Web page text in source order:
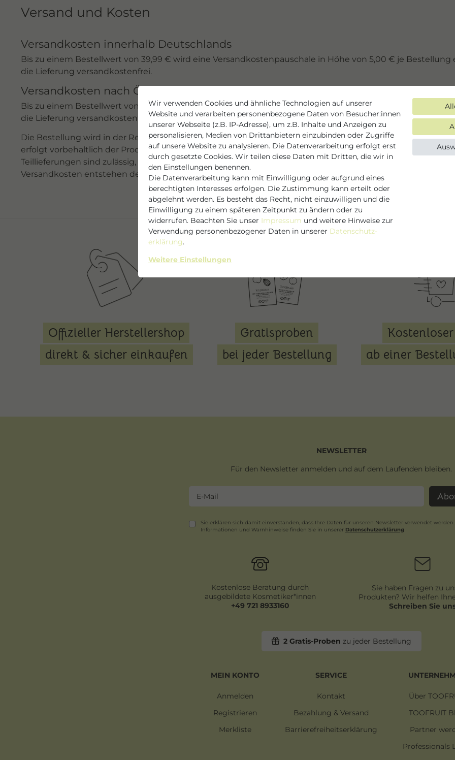
Versand und Kosten
Versandkosten innerhalb Deutschlands
Bis zu einem Bestellwert von 39,99 € wird eine Versandkostenpauschale in Höhe von 5,00 € je
die Lieferung versandkostenfrei.
Versandkosten nach Österreich
Bis zu einem Bestellwert von 49,99 € wird eine Versandkostenpauschale in Höhe von 5,00 € je
die Lieferung versandkostenfrei.
Die Bestellung wird in der Regel innerhalb von 3 Arbeitstagen bearbeitet und an den
erfolgt vorbehaltlich der Produktverfügbarkeit innerhalb Deutschlands von 5 Werktagen, außerhalb
Teillieferungen sind zulässig, soweit für den Besteller zumutbar. Dies gilt vor allem bei Lieferengpässen
Versandkosten entstehen dem Besteller dadurch nicht.
Offizieller Herstellershop
direkt & sicher einkaufen
Gratisproben
bei jeder Bestellung
ab einer
NEWSLETTER
Für den Newsletter anmelden und auf dem Laufenden bleiben.
Sie erklären sich damit einverstanden, dass Ihre Daten für unseren Newsletter verwendet
Informationen und Warnhinweise finden Sie in unserer Daten­schutz­erklärung
Kostenlose Beratung durch
ausgebildete Kosmetiker*innen
+49 721 8933160
Sie haben Fragen zu
Produkten? Wir helfen
Schreiben Sie
2 Gratis-Proben zu jeder Bestellung
MEIN KONTO
Anmelden
Registrieren
Merkliste
SERVICE
Kontakt
Bezahlung & Versand
Barrierefreiheitserklärung
Über
TOOFRUIT
Partner
Professionals
Wir verwenden Cookies und ähnliche Technologien auf unserer
Website und verarbeiten personenbezogene Daten von Besucher:innen
unserer Webseite (z.B. IP-Adresse), um z.B. Inhalte und Anzeigen zu
personalisieren, Medien von Drittanbietern einzubinden oder Zugriffe
auf unsere Website zu analysieren. Die Datenverarbeitung erfolgt erst
durch gesetzte Cookies. Wir teilen diese Daten mit Dritten, die wir in
den Einstellungen benennen.
Die Datenverarbeitung kann mit Einwilligung oder aufgrund eines
berechtigten Interesses erfolgen. Die Zustimmung kann erteilt oder
abgelehnt werden. Es besteht das Recht, nicht einzuwilligen und die
Einwilligung zu einem späteren Zeitpunkt zu ändern oder zu
widerrufen. Beachten Sie unser Impressum und weitere Hinweise zur
Verwendung personenbezogener Daten in unserer Daten­schutz­
erklärung.
Weitere Einstellungen